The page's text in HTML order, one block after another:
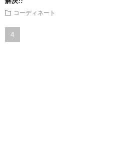
コーディネート